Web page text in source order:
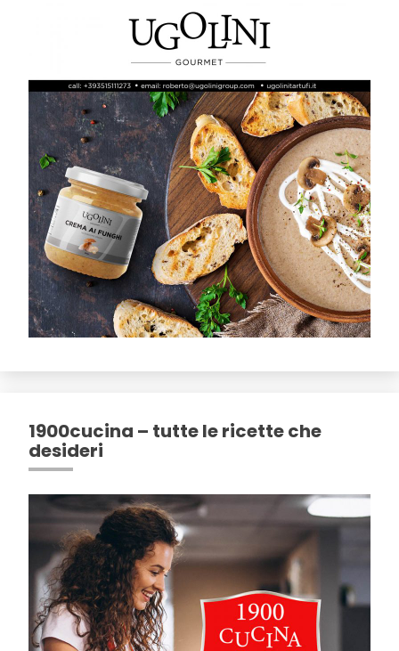
1900cucina – tutte le ricette che
desideri